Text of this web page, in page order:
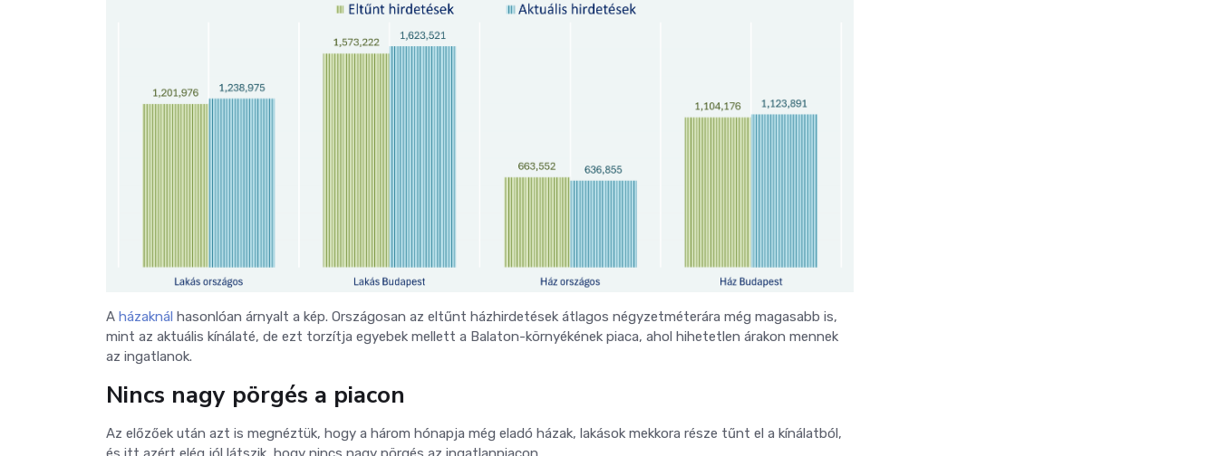
A házaknál hasonlóan árnyalt a kép. Országosan az eltűnt házhirdetések átlagos négyzetméterára még magasabb is,
mint az aktuális kínálaté, de ezt torzítja egyebek mellett a Balaton-környékének piaca, ahol hihetetlen árakon mennek
az ingatlanok.
Nincs nagy pörgés a piacon
Az előzőek után azt is megnéztük, hogy a három hónapja még eladó házak, lakások mekkora része tűnt el a kínálatból,